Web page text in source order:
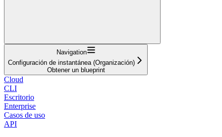
Navigation
Configuración de instantánea (Organización)
Obtener un blueprint
Cloud
CLI
Escritorio
Enterprise
Casos de uso
API